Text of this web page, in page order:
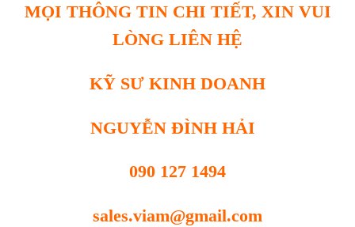
MỌI THÔNG TIN CHI TIẾT, XIN VUI
LÒNG LIÊN HỆ
KỸ SƯ KINH DOANH
NGUYỄN ĐÌNH HẢI
090 127 1494
sales.viam@gmail.com